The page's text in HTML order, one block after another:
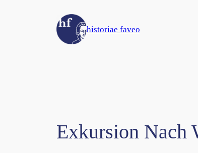
historiae faveo
Exkursion Nach